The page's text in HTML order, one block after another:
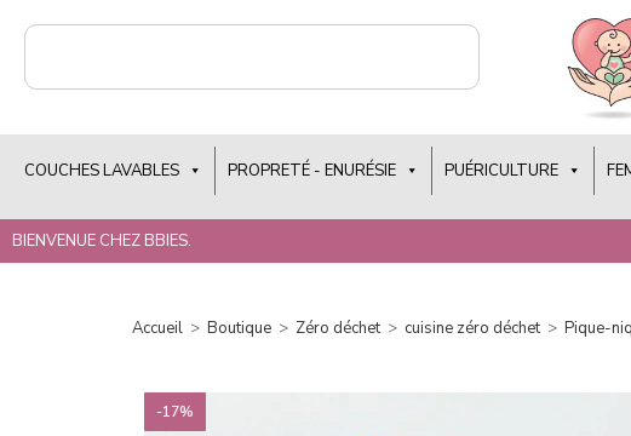
COUCHES LAVABLES PROPRETÉ - ENURÉSIE PUÉRICULTURE
BIENVENUE CHEZ BBIES.
Accueil > Boutique > Zéro déchet > cuisine zéro déchet > Pique-
-17%